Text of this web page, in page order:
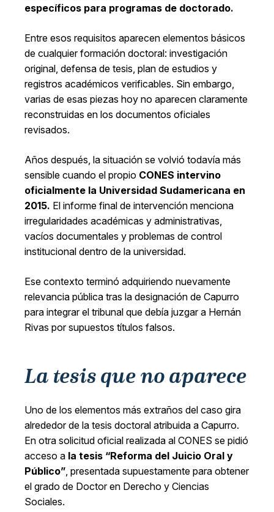
específicos para programas de doctorado.
Entre esos requisitos aparecen elementos básicos
de cualquier formación doctoral: investigación
original, defensa de tesis, plan de estudios y
registros académicos verificables. Sin embargo,
varias de esas piezas hoy no aparecen claramente
reconstruidas en los documentos oficiales
revisados.
Años después, la situación se volvió todavía más
sensible cuando el propio CONES intervino
oficialmente la Universidad Sudamericana en
2015. El informe final de intervención menciona
irregularidades académicas y administrativas,
vacíos documentales y problemas de control
institucional dentro de la universidad.
Ese contexto terminó adquiriendo nuevamente
relevancia pública tras la designación de Capurro
para integrar el tribunal que debía juzgar a Hernán
Rivas por supuestos títulos falsos.
La tesis que no aparece
Uno de los elementos más extraños del caso gira
alrededor de la tesis doctoral atribuida a Capurro.
En otra solicitud oficial realizada al CONES se pidió
acceso a la tesis “Reforma del Juicio Oral y
Público”, presentada supuestamente para obtener
el grado de Doctor en Derecho y Ciencias
Sociales.